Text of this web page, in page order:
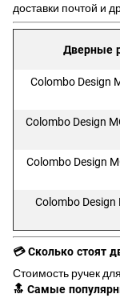
доставки почтой и
Дверные
Colombo Design
Colombo Design
Colombo Design
Colombo Design
💳 Сколько стоят
Стоимость ручек
🔝 Самые